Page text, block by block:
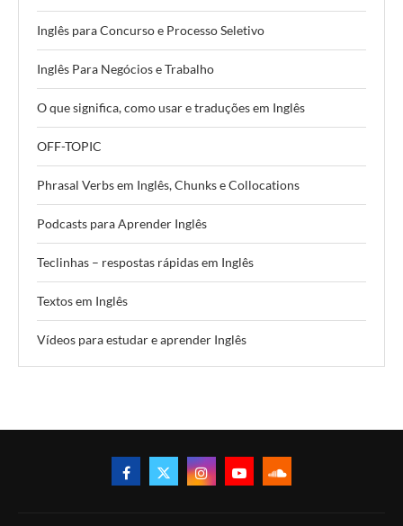
Inglês para Concurso e Processo Seletivo
Inglês Para Negócios e Trabalho
O que significa, como usar e traduções em Inglês
OFF-TOPIC
Phrasal Verbs em Inglês, Chunks e Collocations
Podcasts para Aprender Inglês
Teclinhas – respostas rápidas em Inglês
Textos em Inglês
Vídeos para estudar e aprender Inglês